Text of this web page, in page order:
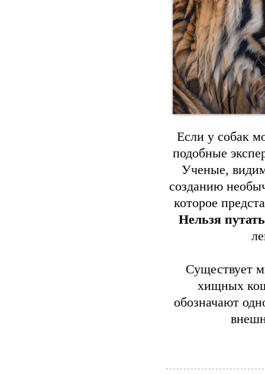
Если у собак
подобные
Ученые,
созданию
которое
Нельзя
Существует
хищных
обозначают